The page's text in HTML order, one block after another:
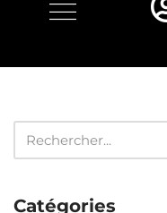
Catégories